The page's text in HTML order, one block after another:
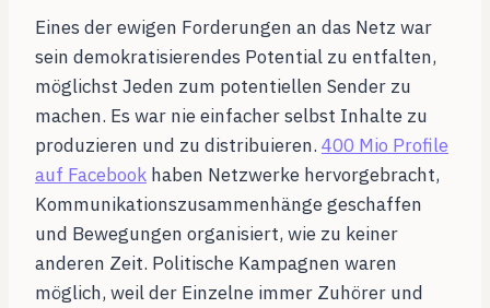
Eines der ewigen Forderungen an das Netz war
sein demokratisierendes Potential zu entfalten,
möglichst Jeden zum potentiellen Sender zu
machen. Es war nie einfacher selbst Inhalte zu
produzieren und zu distribuieren. 400 Mio Profile
auf Facebook haben Netzwerke hervorgebracht,
Kommunikationszusammenhänge geschaffen
und Bewegungen organisiert, wie zu keiner
anderen Zeit. Politische Kampagnen waren
möglich, weil der Einzelne immer Zuhörer und